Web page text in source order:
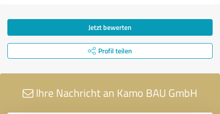
Jetzt bewerten
Profil teilen
Ihre Nachricht an Kamo BAU GmbH